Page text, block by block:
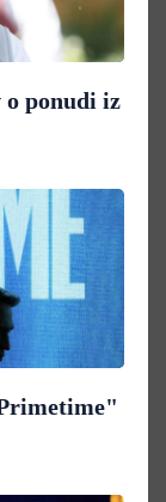
o ponudi iz